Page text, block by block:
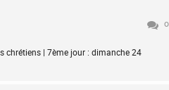
0
chrétiens | 7ème jour : dimanche 24